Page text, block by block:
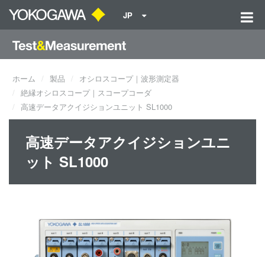
JP
ホーム 製品
オシロスコープ｜波形測定器
絶縁オシロスコープ｜スコープコーダ
高速データアクイジションユニット SL1000
高速データアクイジションユニ
ット SL1000